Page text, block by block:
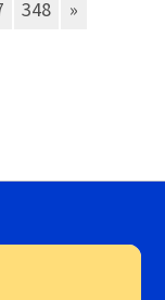
348 »